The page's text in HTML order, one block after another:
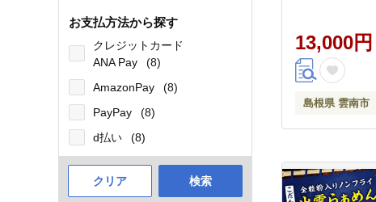
お支払方法から探す
クレジットカード
ANA Pay
(8)
AmazonPay
(8)
PayPay
(8)
d払い
(8)
クリア 検索
13,000円
島根県 雲南市